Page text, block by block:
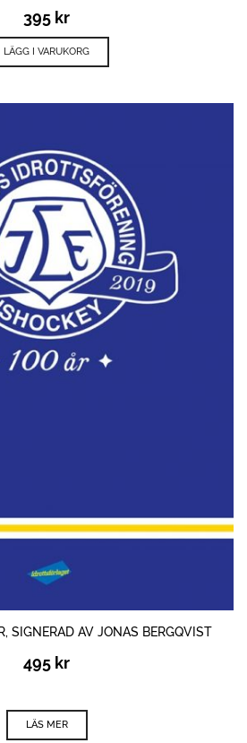
395 kr
LÄGG I VARUKORG
SIGNERAD AV JONAS BERGQVIST
495 kr
LÄS MER